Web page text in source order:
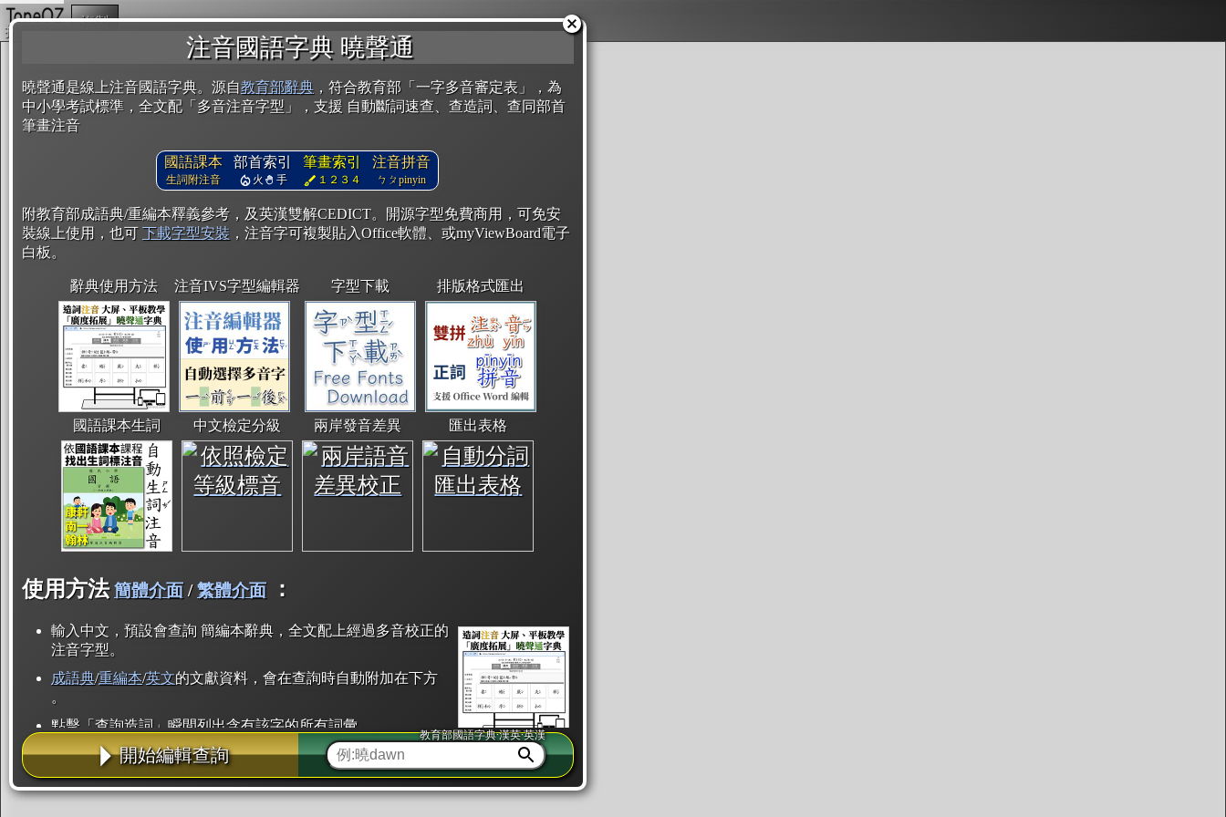
注音國語字典 曉聲通
曉聲通是線上注音國語字典。源自教育部辭典 ，符合教育部「一字多音審定表」，為
中小學考試標準，全文配「多音注音字型」，支援 自動斷詞速查、查造詞、查同部首
筆畫注音
國語課本
生詞附注音
部首索引
火 手
筆畫索引
１２３４
注音拼音
ㄅㄆpinyin
附教育部成語典/重編本釋義參考，及英漢雙解CEDICT。開源字型免費商用，可免安
裝線上使用，也可 下載字型安裝 ，注音字可複製貼入Office軟體、或myViewBoard電子
白板。
辭典使用方法 注音IVS字型編輯器 字型下載 排版格式匯出
國語課本生詞 中文檢定分級 兩岸發音差異 匯出表格
使用方法 簡體介面/繁體介面 ：
輸入中文，預設會查詢 簡編本辭典，全文配上經過多音校正的
注音字型。
成語典/重編本/英文的文獻資料，會在查詢時自動附加在下方
。
點擊「查詢造詞」瞬間列出含有該字的所有詞彙。
點「部首」瞬間列出所有「同部首字」。也支援查詢「同注音」或「同筆畫」。
辭典解釋的全文都經過自動斷詞，點擊便可瞬間「連續查詢」此字詞的解釋，不
用手動重複輸入。
開始編輯查詢
教育部國語字典·漢英·英漢
複製